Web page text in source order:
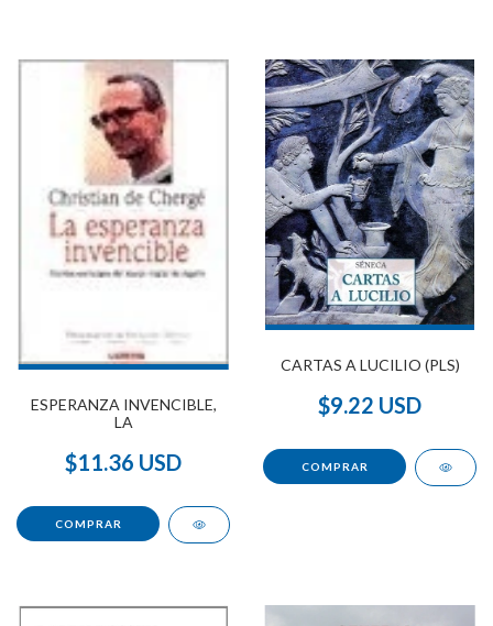
ESPERANZA INVENCIBLE,
LA
$11.36 USD
CARTAS A LUCILIO (PLS)
$9.22 USD